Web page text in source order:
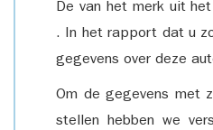
De van het merk uit
. In het rapport dat u
gegevens over deze
Om de gegevens met
stellen hebben we